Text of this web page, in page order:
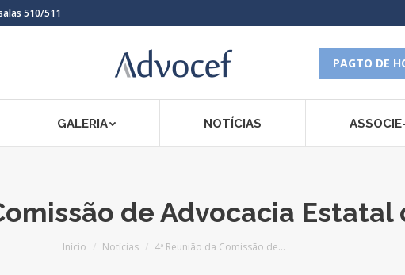
510/511
PAGTO DE
GALERIA NOTÍCIAS
de Advocacia Estatal
Você está aqui:
Início Notícias 4ª Reunião da Comissão de…